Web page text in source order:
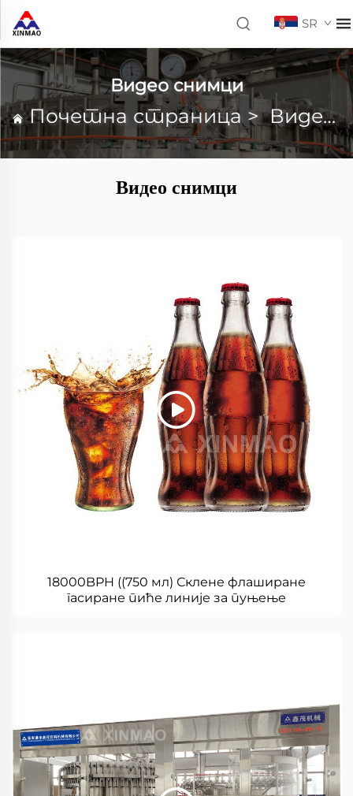
SR
Видео снимци
Почетна страница >Видео снимци
Видео снимци
18000BPH ((750 мл) Склене флаширане
гасиране пиће линије за пуњење